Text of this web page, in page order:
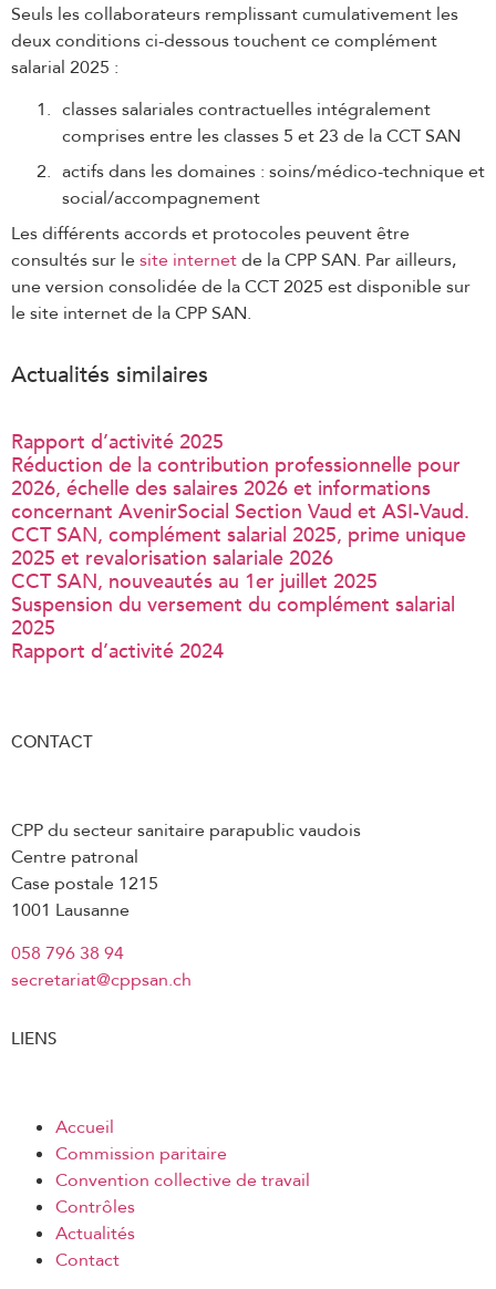
Seuls les collaborateurs remplissant cumulativement les
deux conditions ci-dessous touchent ce complément
salarial 2025 :
classes salariales contractuelles intégralement
comprises entre les classes 5 et 23 de la CCT SAN
actifs dans les domaines : soins/médico-technique et
social/accompagnement
Les différents accords et protocoles peuvent être
consultés sur lesite internetde la CPP SAN. Par ailleurs,
une version consolidée de la CCT 2025 est disponible sur
le site internet de la CPP SAN.
Actualités similaires
Rapport d’activité 2025
Réduction de la contribution professionnelle pour
2026, échelle des salaires 2026 et informations
concernant AvenirSocial Section Vaud et ASI-Vaud.
CCT SAN, complément salarial 2025, prime unique
2025 et revalorisation salariale 2026
CCT SAN, nouveautés au 1er juillet 2025
Suspension du versement du complément salarial
2025
Rapport d’activité 2024
CONTACT
CPP du secteur sanitaire parapublic vaudois
Centre patronal
Case postale 1215
1001 Lausanne
058 796 38 94
secretariat@cppsan.ch
LIENS
Accueil
Commission paritaire
Convention collective de travail
Contrôles
Actualités
Contact